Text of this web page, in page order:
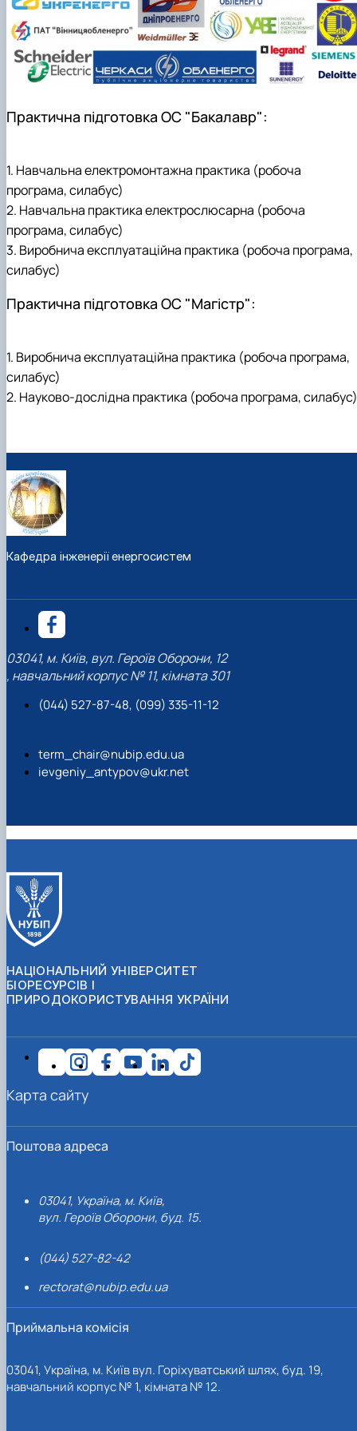
Навчальні та виробничі практики -
"Теплоенергетика"
Вибіркові дисципліни
Практична підготовка ОС "Бакалавр":
1. Навчальна електромонтажна практика (робоча
програма, силабус)
2. Навчальна практика електрослюсарна (робоча
програма, силабус)
3. Виробнича експлуатаційна практика (робоча програма,
силабус)
Практична підготовка ОС "Магістр":
1. Виробнича експлуатаційна практика (робоча програма,
силабус)
2. Науково-дослідна практика (робоча програма, силабус)
Кафедра інженерії енергосистем
03041, м. Київ, вул. Героїв Оборони, 12
, навчальний корпус № 11, кімната 301
(044) 527-87-48, (099) 335-11-12
term_chair@nubip.edu.ua
ievgeniy_antypov@ukr.net
НАЦІОНАЛЬНИЙ УНІВЕРСИТЕТ
БІОРЕСУРСІВ І
ПРИРОДОКОРИСТУВАННЯ УКРАЇНИ
Поштова адреса
03041, Україна, м. Київ,
вул. Героїв Оборони, буд. 15.
(044) 527-82-42
rectorat@nubip.edu.ua
Приймальна комісія
03041, Україна, м. Київ вул. Горіхуватський шлях, буд. 19,
навчальний корпус № 1, кімната № 12.
Карта сайту